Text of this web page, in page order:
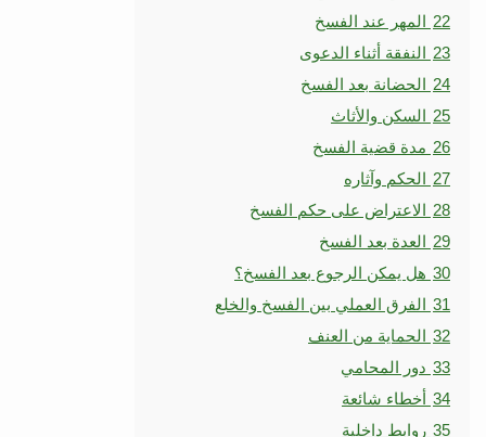
22 المهر عند الفسخ
23 النفقة أثناء الدعوى
24 الحضانة بعد الفسخ
25 السكن والأثاث
26 مدة قضية الفسخ
27 الحكم وآثاره
28 الاعتراض على حكم الفسخ
29 العدة بعد الفسخ
30 هل يمكن الرجوع بعد الفسخ؟
31 الفرق العملي بين الفسخ والخلع
32 الحماية من العنف
33 دور المحامي
34 أخطاء شائعة
35 روابط داخلية